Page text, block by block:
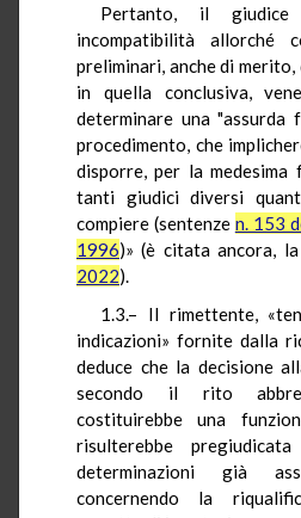
Pertanto, il
incompatibilità allorché
preliminari, anche di
in quella conclusiva,
determinare una "assurda
procedimento, che
disporre, per la medesima
tanti giudici diversi
compiere (sentenze n. 153
1996)» (è citata ancora, la
2022).
1.3.– Il rimettente,
indicazioni» fornite dalla
deduce che la decisione
secondo il rito
costituirebbe una
risulterebbe
determinazioni già
concernendo la